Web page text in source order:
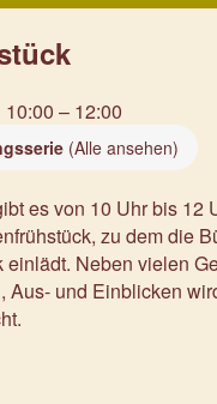
2025
10:00 – 12:00
(Alle ansehen)
es von 10 Uhr bis 12
zu dem die
einlädt. Neben vielen
Aus- und Einblicken